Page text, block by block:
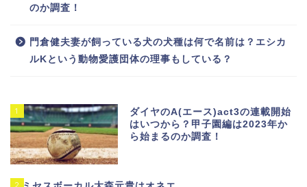
のか調査！
門倉健夫妻が飼っている犬の犬種は何で名前は？エシカ
ルKという動物愛護団体の理事もしている？
1
ダイヤのA(エース)act3の連載開始
はいつから？甲子園編は2023年か
ら始まるのか調査！
2